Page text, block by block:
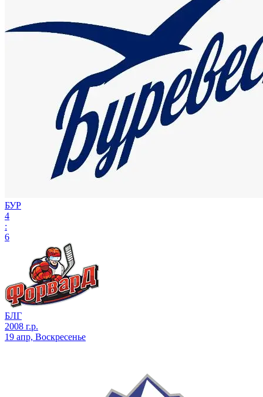
БУР
4
:
6
БЛГ
2008 г.р.
19 апр, Воскресенье